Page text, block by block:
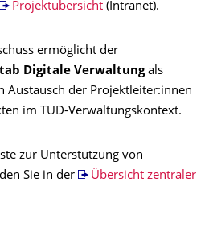
Projektübersicht(Intranet).
ermöglicht der
Digitale Verwaltungals
Austausch der Projektleiter:innen
im TUD-Verwaltungskontext.
zur Unterstützung von
Sie in der
Übersicht zentraler